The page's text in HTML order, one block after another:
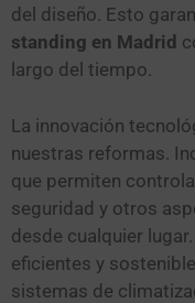
del diseño. Esto
standing en Madrid
largo del tiempo.
La innovación
nuestras reformas.
que permiten
seguridad y otros
desde cualquier
eficientes y
sistemas de